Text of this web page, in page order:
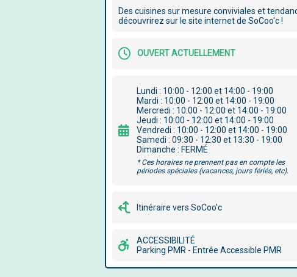
Des cuisines sur mesure conviviales et
découvrirez sur le site internet de SoCoo'c !
OUVERT ACTUELLEMENT
Lundi : 10:00 - 12:00 et 14:00 - 19:00
Mardi : 10:00 - 12:00 et 14:00 - 19:00
Mercredi : 10:00 - 12:00 et 14:00 - 19:00
Jeudi : 10:00 - 12:00 et 14:00 - 19:00
Vendredi : 10:00 - 12:00 et 14:00 - 19:00
Samedi : 09:30 - 12:30 et 13:30 - 19:00
Dimanche : FERMÉ
* Ces horaires ne prennent pas en compte les
périodes spéciales (vacances, jours fériés, etc).
Itinéraire vers SoCoo'c
ACCESSIBILITÉ
Parking PMR - Entrée Accessible PMR